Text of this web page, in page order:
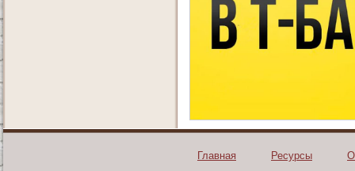
Главная Ресурсы